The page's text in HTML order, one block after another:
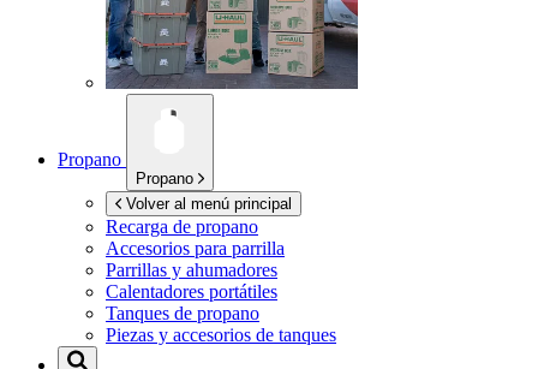
Propano
Propano
Volver al menú principal
Recarga de propano
Accesorios para parrilla
Parrillas y ahumadores
Calentadores portátiles
Tanques de propano
Piezas y accesorios de tanques